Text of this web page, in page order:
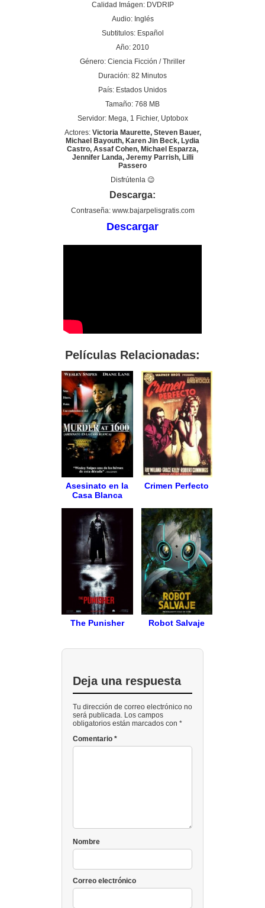
Calidad Imágen: DVDRIP
Audio: Inglés
Subtitulos: Español
Año: 2010
Género: Ciencia Ficción / Thriller
Duración: 82 Minutos
País: Estados Unidos
Tamaño: 768 MB
Servidor: Mega, 1 Fichier, Uptobox
Actores: Victoria Maurette, Steven Bauer,
Michael Bayouth, Karen Jin Beck, Lydia
Castro, Assaf Cohen, Michael Esparza,
Jennifer Landa, Jeremy Parrish, Lilli
Passero
Disfrútenla 😉
Descarga:
Contraseña: www.bajarpelisgratis.com
Descargar
Películas Relacionadas:
Asesinato en la
Casa Blanca
Crimen Perfecto
The Punisher Robot Salvaje
Deja una respuesta
Tu dirección de correo electrónico no
será publicada. Los campos
obligatorios están marcados con *
Comentario *
Nombre
Correo electrónico